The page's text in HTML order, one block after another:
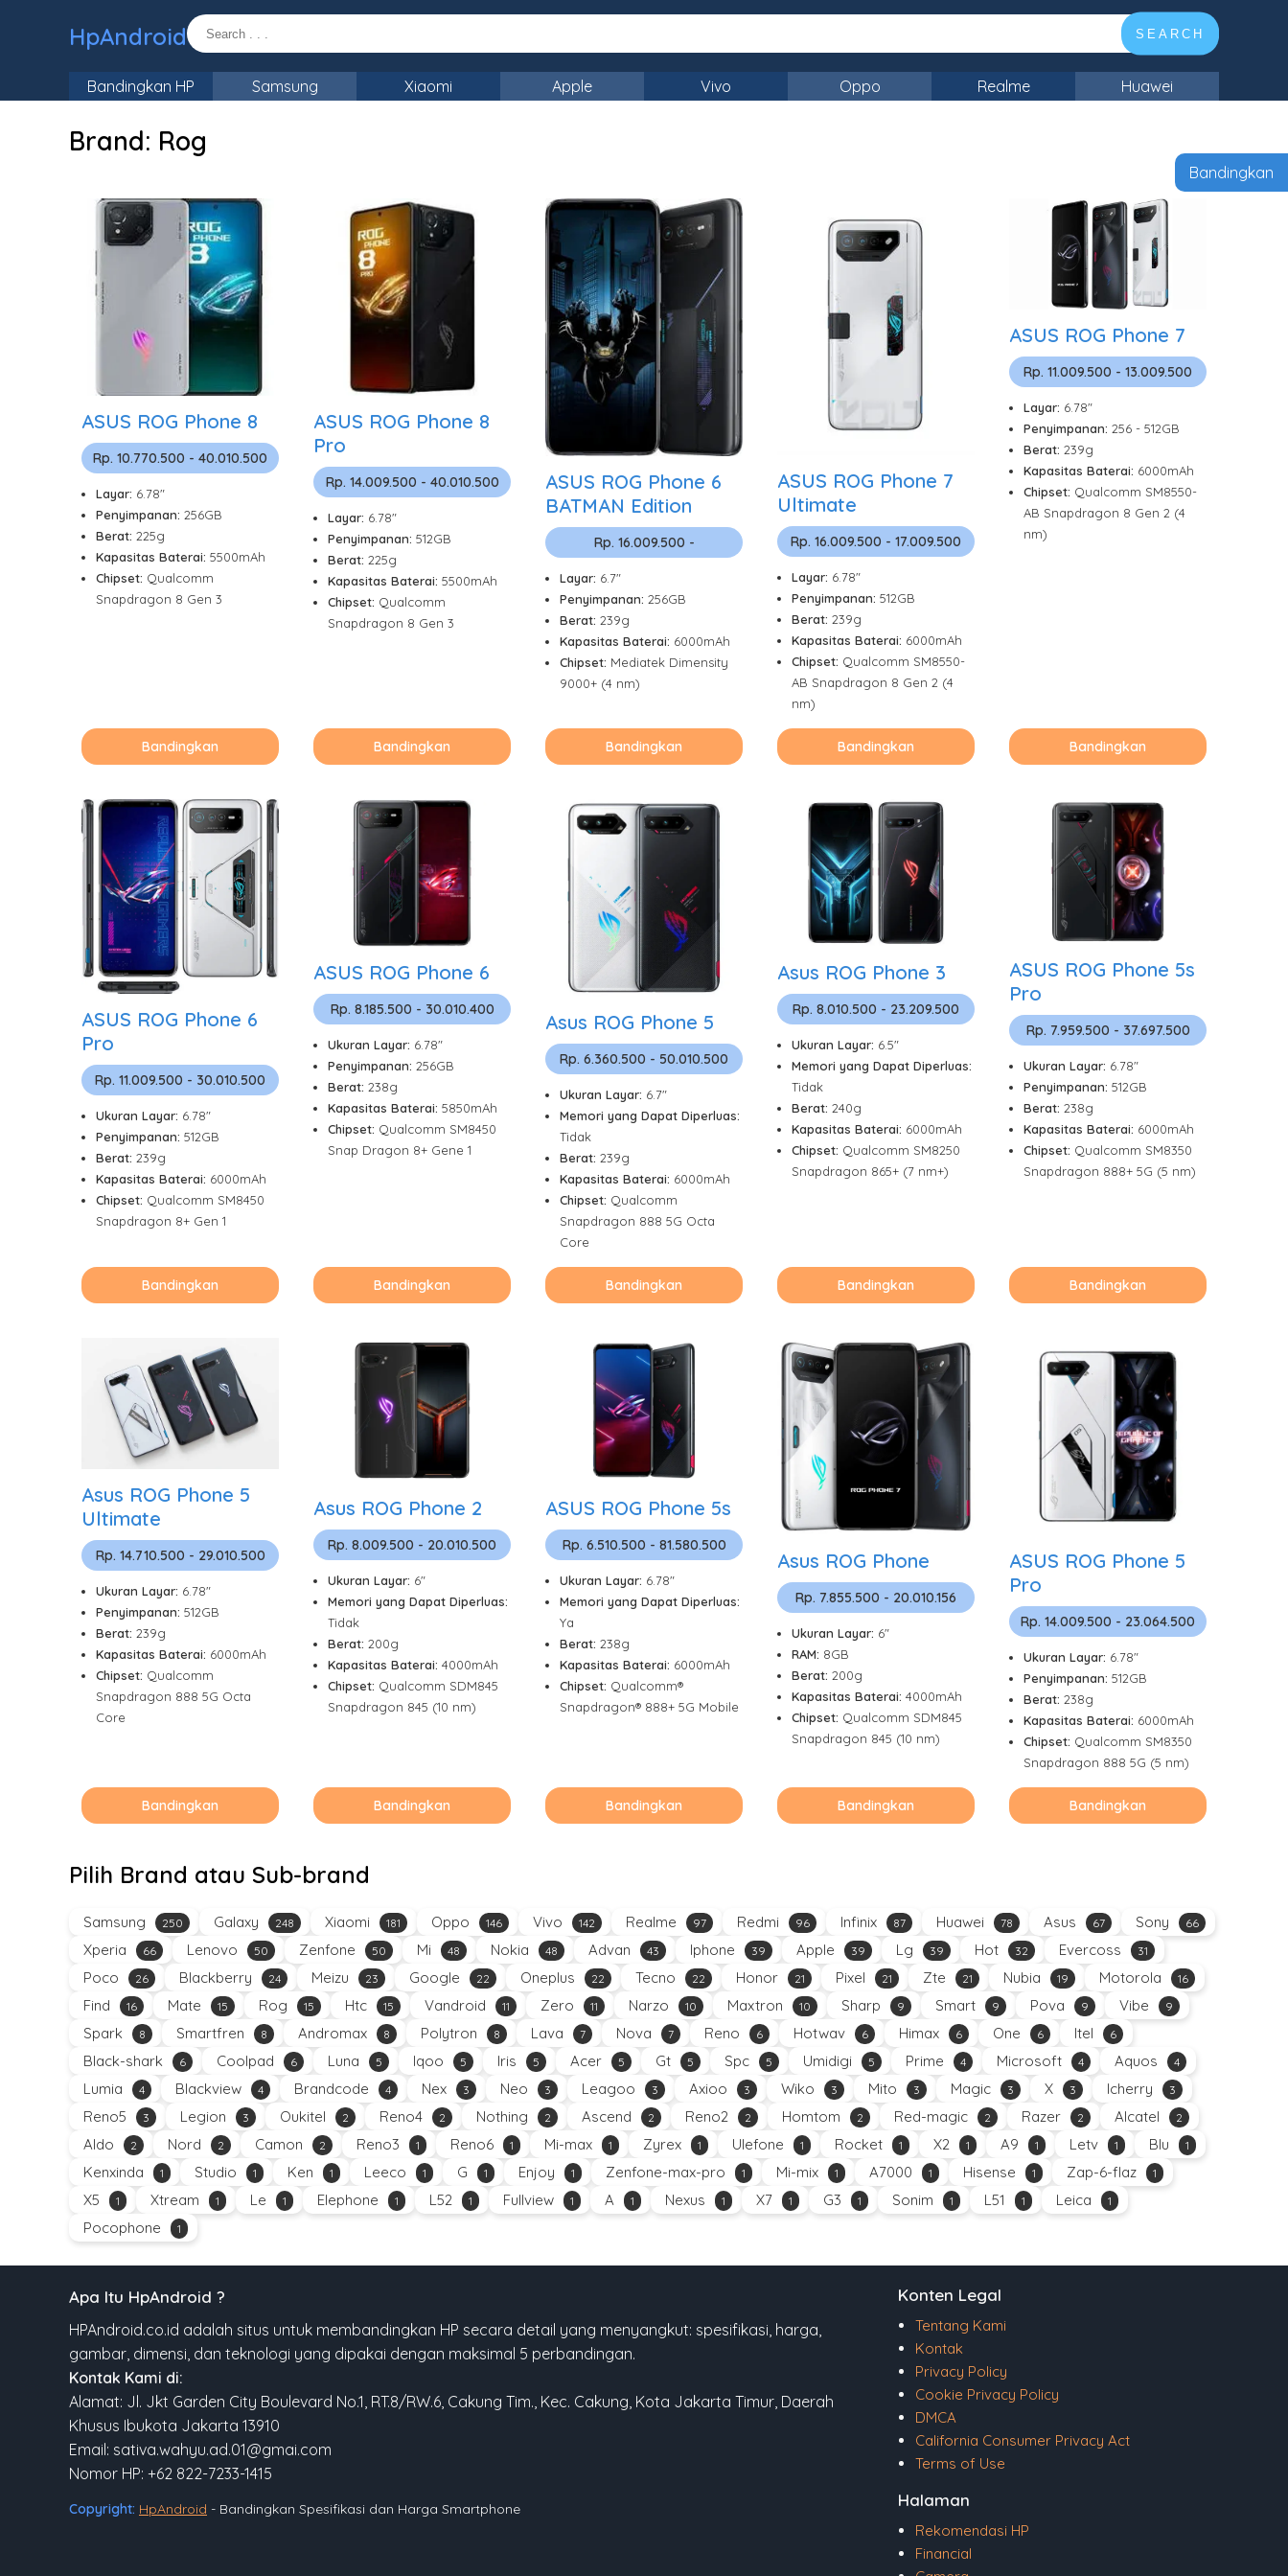
HpAndroid SEARCH
Bandingkan HP Samsung Xiaomi Apple Vivo Oppo Realme Huawei
Brand: Rog
ASUS ROG Phone 8
Rp. 10.770.500 - 40.010.500
Layar: 6.78"
Penyimpanan: 256GB
Berat: 225g
Kapasitas Baterai: 5500mAh
Chipset: Qualcomm
Snapdragon 8 Gen 3
Bandingkan
ASUS ROG Phone 8
Pro
Rp. 14.009.500 - 40.010.500
Layar: 6.78"
Penyimpanan: 512GB
Berat: 225g
Kapasitas Baterai: 5500mAh
Chipset: Qualcomm
Snapdragon 8 Gen 3
Bandingkan
ASUS ROG Phone 6
BATMAN Edition
Rp. 16.009.500 -
Layar: 6.7"
Penyimpanan: 256GB
Berat: 239g
Kapasitas Baterai: 6000mAh
Chipset: Mediatek Dimensity
9000+ (4 nm)
Bandingkan
ASUS ROG Phone 7
Ultimate
Rp. 16.009.500 - 17.009.500
Layar: 6.78"
Penyimpanan: 512GB
Berat: 239g
Kapasitas Baterai: 6000mAh
Chipset: Qualcomm SM8550-
AB Snapdragon 8 Gen 2 (4
nm)
Bandingkan
ASUS ROG Phone 7
Rp. 11.009.500 - 13.009.500
Layar: 6.78"
Penyimpanan: 256 - 512GB
Berat: 239g
Kapasitas Baterai: 6000mAh
Chipset: Qualcomm SM8550-
AB Snapdragon 8 Gen 2 (4
nm)
Bandingkan
ASUS ROG Phone 6
Pro
Rp. 11.009.500 - 30.010.500
Ukuran Layar: 6.78"
Penyimpanan: 512GB
Berat: 239g
Kapasitas Baterai: 6000mAh
Chipset: Qualcomm SM8450
Snapdragon 8+ Gen 1
Bandingkan
ASUS ROG Phone 6
Rp. 8.185.500 - 30.010.400
Ukuran Layar: 6.78"
Penyimpanan: 256GB
Berat: 238g
Kapasitas Baterai: 5850mAh
Chipset: Qualcomm SM8450
Snap Dragon 8+ Gene 1
Bandingkan
Asus ROG Phone 5
Rp. 6.360.500 - 50.010.500
Ukuran Layar: 6.7"
Memori yang Dapat Diperluas:
Tidak
Berat: 239g
Kapasitas Baterai: 6000mAh
Chipset: Qualcomm
Snapdragon 888 5G Octa
Core
Bandingkan
Asus ROG Phone 3
Rp. 8.010.500 - 23.209.500
Ukuran Layar: 6.5"
Memori yang Dapat Diperluas:
Tidak
Berat: 240g
Kapasitas Baterai: 6000mAh
Chipset: Qualcomm SM8250
Snapdragon 865+ (7 nm+)
Bandingkan
ASUS ROG Phone 5s
Pro
Rp. 7.959.500 - 37.697.500
Ukuran Layar: 6.78"
Penyimpanan: 512GB
Berat: 238g
Kapasitas Baterai: 6000mAh
Chipset: Qualcomm SM8350
Snapdragon 888+ 5G (5 nm)
Bandingkan
Asus ROG Phone 5
Ultimate
Rp. 14.710.500 - 29.010.500
Ukuran Layar: 6.78"
Penyimpanan: 512GB
Berat: 239g
Kapasitas Baterai: 6000mAh
Chipset: Qualcomm
Snapdragon 888 5G Octa
Core
Bandingkan
Asus ROG Phone 2
Rp. 8.009.500 - 20.010.500
Ukuran Layar: 6"
Memori yang Dapat Diperluas:
Tidak
Berat: 200g
Kapasitas Baterai: 4000mAh
Chipset: Qualcomm SDM845
Snapdragon 845 (10 nm)
Bandingkan
ASUS ROG Phone 5s
Rp. 6.510.500 - 81.580.500
Ukuran Layar: 6.78"
Memori yang Dapat Diperluas:
Ya
Berat: 238g
Kapasitas Baterai: 6000mAh
Chipset: Qualcomm®
Snapdragon® 888+ 5G Mobile
Bandingkan
Asus ROG Phone
Rp. 7.855.500 - 20.010.156
Ukuran Layar: 6"
RAM: 8GB
Berat: 200g
Kapasitas Baterai: 4000mAh
Chipset: Qualcomm SDM845
Snapdragon 845 (10 nm)
Bandingkan
ASUS ROG Phone 5
Pro
Rp. 14.009.500 - 23.064.500
Ukuran Layar: 6.78"
Penyimpanan: 512GB
Berat: 238g
Kapasitas Baterai: 6000mAh
Chipset: Qualcomm SM8350
Snapdragon 888 5G (5 nm)
Bandingkan
Pilih Brand atau Sub-brand
Samsung 250 Galaxy 248 Xiaomi 181 Oppo 146 Vivo 142 Realme 97 Redmi 96 Infinix 87 Huawei 78 Asus 67 Sony 66
Xperia 66 Lenovo 50 Zenfone 50 Mi 48 Nokia 48 Advan 43 Iphone 39 Apple 39 Lg 39 Hot 32 Evercoss 31
Poco 26 Blackberry 24 Meizu 23 Google 22 Oneplus 22 Tecno 22 Honor 21 Pixel 21 Zte 21 Nubia 19 Motorola 16
Find 16 Mate 15 Rog 15 Htc 15 Vandroid 11 Zero 11 Narzo 10 Maxtron 10 Sharp 9 Smart 9 Pova 9 Vibe 9
Spark 8 Smartfren 8 Andromax 8 Polytron 8 Lava 7 Nova 7 Reno 6 Hotwav 6 Himax 6 One 6 Itel 6
Black-shark 6 Coolpad 6 Luna 5 Iqoo 5 Iris 5 Acer 5 Gt 5 Spc 5 Umidigi 5 Prime 4 Microsoft 4 Aquos 4
Lumia 4 Blackview 4 Brandcode 4 Nex 3 Neo 3 Leagoo 3 Axioo 3 Wiko 3 Mito 3 Magic 3 X 3 Icherry 3
Reno5 3 Legion 3 Oukitel 2 Reno4 2 Nothing 2 Ascend 2 Reno2 2 Homtom 2 Red-magic 2 Razer 2 Alcatel 2
Aldo 2 Nord 2 Camon 2 Reno3 1 Reno6 1 Mi-max 1 Zyrex 1 Ulefone 1 Rocket 1 X2 1 A9 1 Letv 1 Blu 1
Kenxinda 1 Studio 1 Ken 1 Leeco 1 G 1 Enjoy 1 Zenfone-max-pro 1 Mi-mix 1 A7000 1 Hisense 1 Zap-6-flaz 1
X5 1 Xtream 1 Le 1 Elephone 1 L52 1 Fullview 1 A 1 Nexus 1 X7 1 G3 1 Sonim 1 L51 1 Leica 1
Pocophone 1
Apa Itu HpAndroid ?
HPAndroid.co.id adalah situs untuk membandingkan HP secara detail yang menyangkut: spesifikasi, harga,
gambar, dimensi, dan teknologi yang dipakai dengan maksimal 5 perbandingan.
Kontak Kami di:
Alamat: Jl. Jkt Garden City Boulevard No.1, RT.8/RW.6, Cakung Tim., Kec. Cakung, Kota Jakarta Timur, Daerah
Khusus Ibukota Jakarta 13910
Email: sativa.wahyu.ad.01@gmai.com
Nomor HP: +62 822-7233-1415
Copyright: HpAndroid - Bandingkan Spesifikasi dan Harga Smartphone
Konten Legal
Tentang Kami
Kontak
Privacy Policy
Cookie Privacy Policy
DMCA
California Consumer Privacy Act
Terms of Use
Halaman
Rekomendasi HP
Financial
Bandingkan